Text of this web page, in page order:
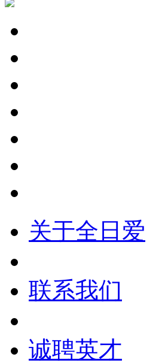
关于全日爱
联系我们
诚聘英才